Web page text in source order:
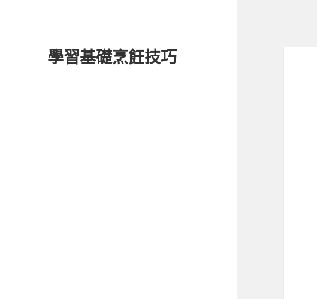
學習基礎烹飪技巧